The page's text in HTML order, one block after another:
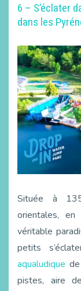
6 – S’éclater
dans les
Située à
orientales,
véritable
petits
aqualudique
pistes, aire